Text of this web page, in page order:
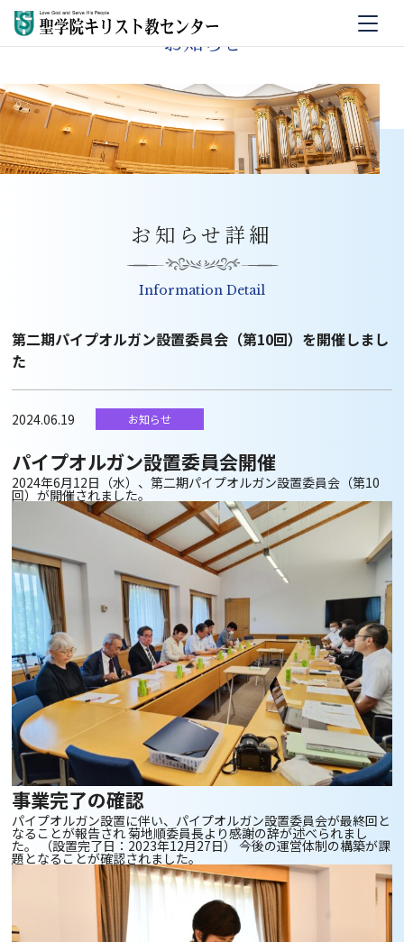
お知らせ
お知らせ詳細
Information Detail
第二期パイプオルガン設置委員会（第10回）を開催しまし
た
2024.06.19 お知らせ
パイプオルガン設置委員会開催
2024年6月12日（水）、第二期パイプオルガン設置委員会（第10
回）が開催されました。
事業完了の確認
パイプオルガン設置に伴い、パイプオルガン設置委員会が最終回と
なることが報告され 菊地順委員長より感謝の辞が述べられまし
た。 （設置完了日：2023年12月27日） 今後の運営体制の構築が課
題となることが確認されました。